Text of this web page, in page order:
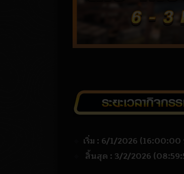
เริ่ม : 6/1/2026 (16:00:00
สิ้นสุด : 3/2/2026